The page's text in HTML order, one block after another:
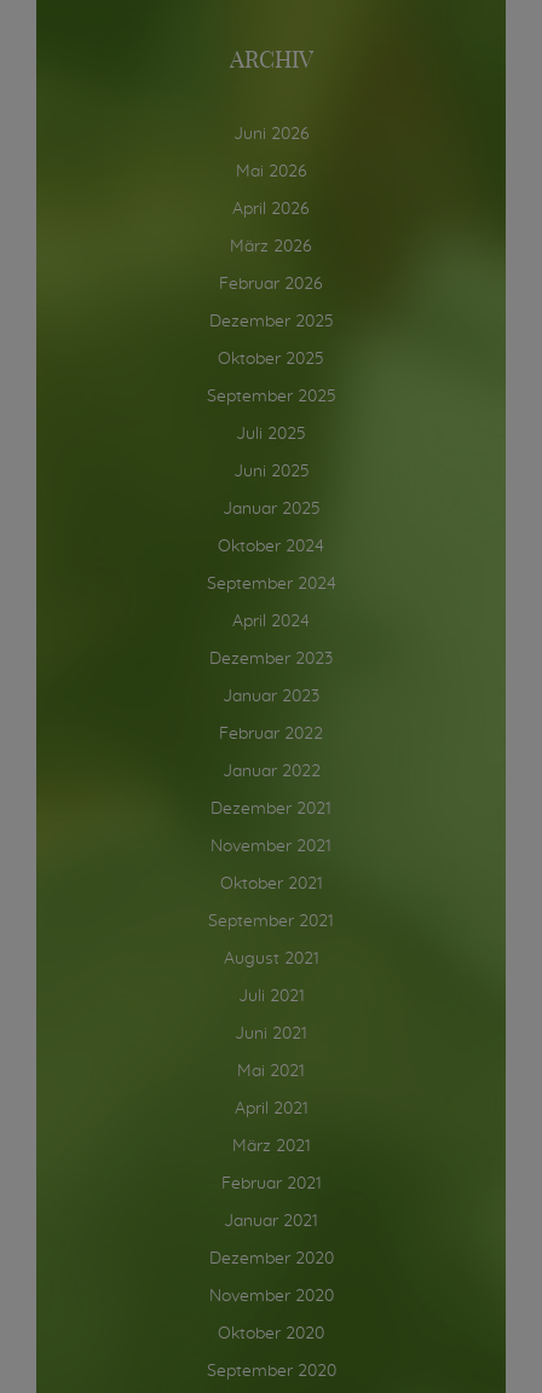
ARCHIV
Juni 2026
Mai 2026
April 2026
März 2026
Februar 2026
Dezember 2025
Oktober 2025
September 2025
Juli 2025
Juni 2025
Januar 2025
Oktober 2024
September 2024
April 2024
Dezember 2023
Januar 2023
Februar 2022
Januar 2022
Dezember 2021
November 2021
Oktober 2021
September 2021
August 2021
Juli 2021
Juni 2021
Mai 2021
April 2021
März 2021
Februar 2021
Januar 2021
Dezember 2020
November 2020
Oktober 2020
September 2020